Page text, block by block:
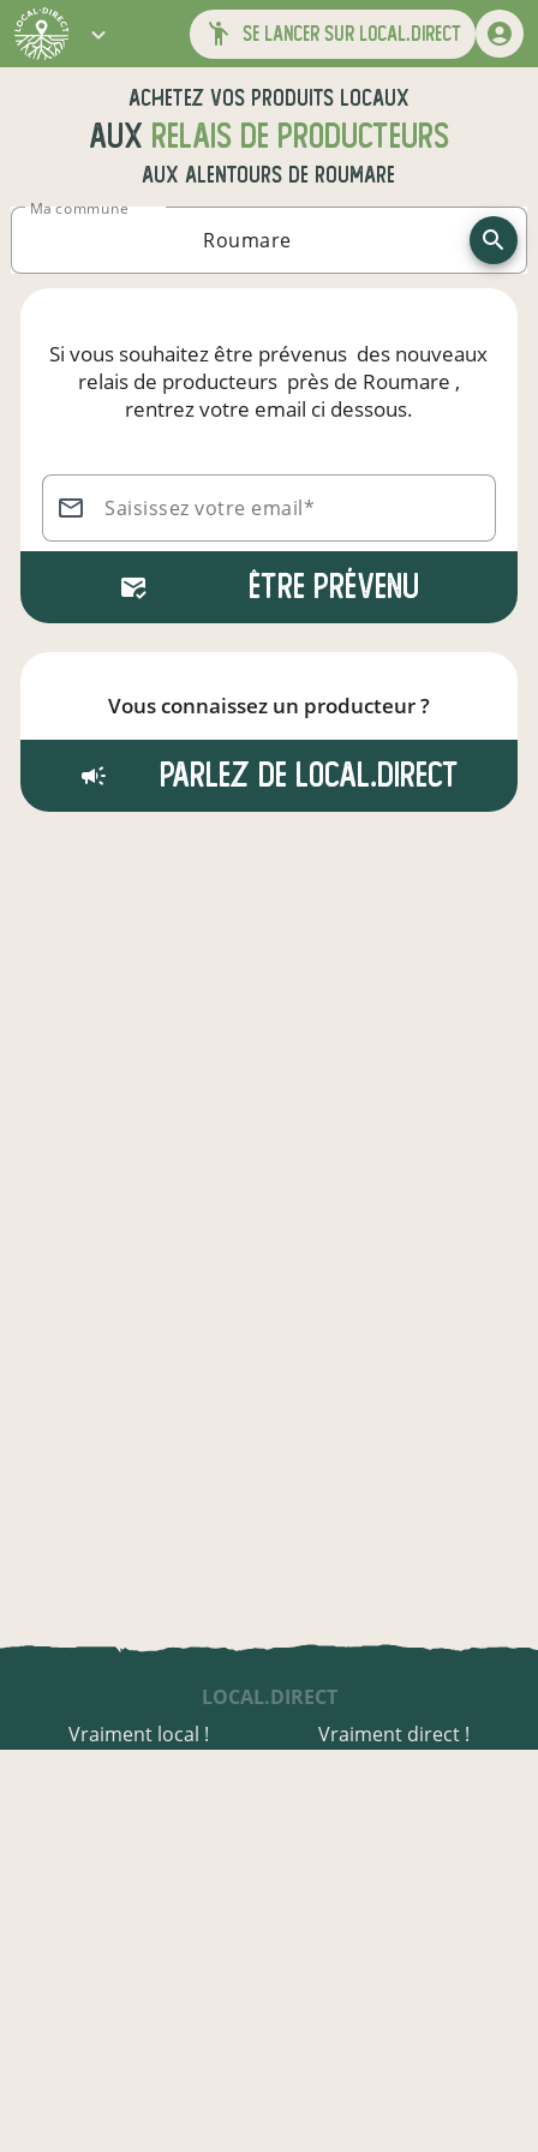
se lancer sur local.direct
Achetez vos produits locaux
aux relais de producteurs
aux alentours de Roumare
Ma commune
Si vous souhaitez être prévenus des nouveaux
relais de producteurs près de Roumare ,
rentrez votre email ci dessous.
Saisissez votre email*
Être prévenu
Vous connaissez un producteur ?
Parlez de local.direct
LOCAL.DIRECT
Vraiment local !
Vraiment direct !